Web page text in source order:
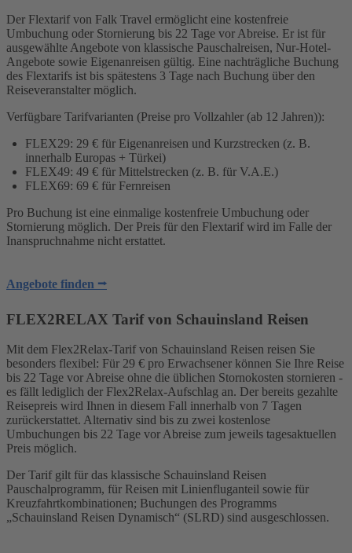
Der Flextarif von Falk Travel ermöglicht eine kostenfreie
Umbuchung oder Stornierung bis 22 Tage vor Abreise. Er ist für
ausgewählte Angebote von klassische Pauschalreisen, Nur-Hotel-
Angebote sowie Eigenanreisen gültig. Eine nachträgliche Buchung
des Flextarifs ist bis spätestens 3 Tage nach Buchung über den
Reiseveranstalter möglich.
Verfügbare Tarifvarianten (Preise pro Vollzahler (ab 12 Jahren)):
FLEX29: 29 € für Eigenanreisen und Kurzstrecken (z. B.
innerhalb Europas + Türkei)
FLEX49: 49 € für Mittelstrecken (z. B. für V.A.E.)
FLEX69: 69 € für Fernreisen
Pro Buchung ist eine einmalige kostenfreie Umbuchung oder
Stornierung möglich. Der Preis für den Flextarif wird im Falle der
Inanspruchnahme nicht erstattet.
Angebote finden ⭢
FLEX2RELAX Tarif von Schauinsland Reisen
Mit dem Flex2Relax-Tarif von Schauinsland Reisen reisen Sie
besonders flexibel: Für 29 € pro Erwachsener können Sie Ihre Reise
bis 22 Tage vor Abreise ohne die üblichen Stornokosten stornieren -
es fällt lediglich der Flex2Relax-Aufschlag an. Der bereits gezahlte
Reisepreis wird Ihnen in diesem Fall innerhalb von 7 Tagen
zurückerstattet. Alternativ sind bis zu zwei kostenlose
Umbuchungen bis 22 Tage vor Abreise zum jeweils tagesaktuellen
Preis möglich.
Der Tarif gilt für das klassische Schauinsland Reisen
Pauschalprogramm, für Reisen mit Linienfluganteil sowie für
Kreuzfahrtkombinationen; Buchungen des Programms
„Schauinsland Reisen Dynamisch“ (SLRD) sind ausgeschlossen.